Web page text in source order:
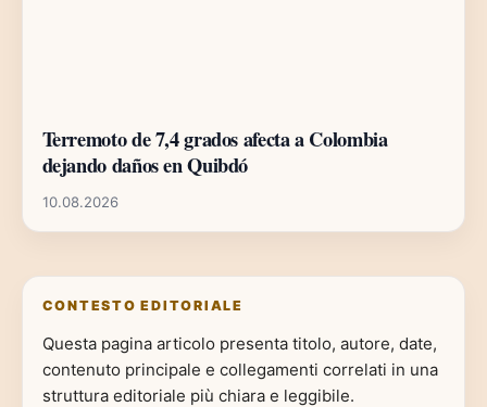
Terremoto de 7,4 grados afecta a Colombia
dejando daños en Quibdó
10.08.2026
CONTESTO EDITORIALE
Questa pagina articolo presenta titolo, autore, date,
contenuto principale e collegamenti correlati in una
struttura editoriale più chiara e leggibile.